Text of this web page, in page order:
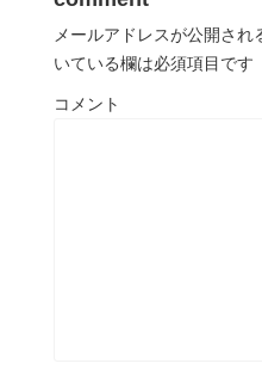
メールアドレスが公開され
いている欄は必須項目です
コメント